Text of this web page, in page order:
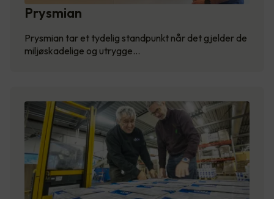
Prysmian
Prysmian tar et tydelig standpunkt når det gjelder de
miljøskadelige og utrygge…